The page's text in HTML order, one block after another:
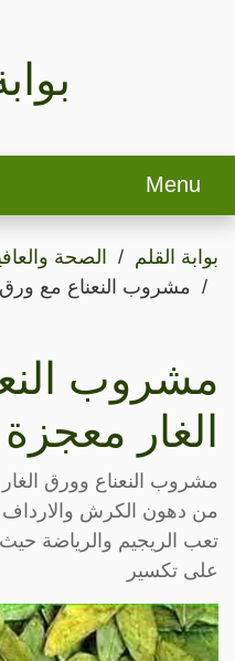
Menu
بوابة القلم
الصحة
مشروب النعناع مع ورق
مشروب
الغار
مشروب النعناع وورق
من دهون الكرش
تعب الريجيم والرياضة
على تكسير